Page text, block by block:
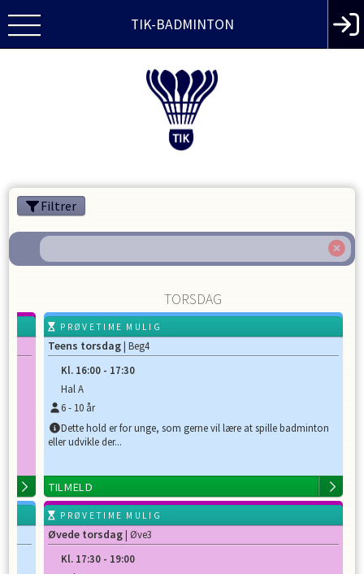
TIK-BADMINTON
Filtrer
TORSDAG
PRØVETIME MULIG
Teens torsdag | Beg4
Kl. 16:00 - 17:30
Hal A
6- 10 år
Dette hold er for unge, som gerne vil lære at spille badminton
eller udvikle der...
TILMELD
PRØVETIME MULIG
Øvede torsdag | Øve3
Kl. 17:30 - 19:00